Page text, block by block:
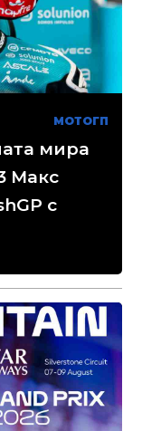
МОТОГП
мира
Макс
с